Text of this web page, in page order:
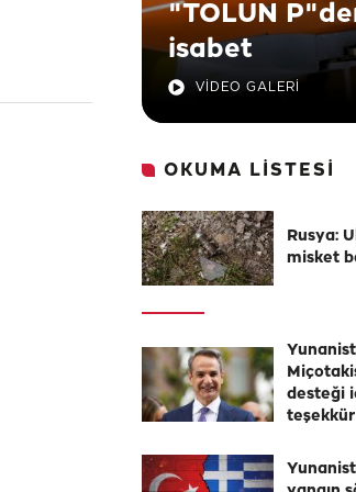
"TOLUN
isabet
VİDEO GALERİ
OKUMA LİSTESİ
Rusya:
misket
desteği